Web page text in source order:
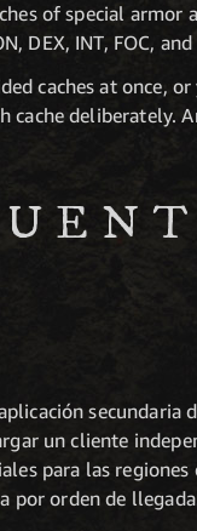
of special armor
DEX, INT, FOC, and
caches at once,
deliberately.
secundaria
un cliente
para las
por orden de